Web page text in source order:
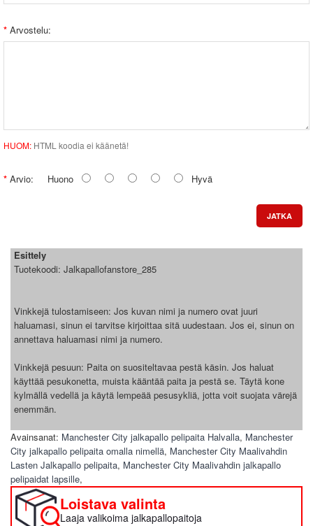
Arvostelu:
HUOM: HTML koodia ei käänetä!
Arvio: Huono Hyvä
JATKA
Esittely
Tuotekoodi: Jalkapallofanstore_285
Vinkkejä tulostamiseen: Jos kuvan nimi ja numero ovat juuri
haluamasi, sinun ei tarvitse kirjoittaa sitä uudestaan. Jos ei, sinun on
annettava haluamasi nimi ja numero.
Vinkkejä pesuun: Paita on suositeltavaa pestä käsin. Jos haluat
käyttää pesukonetta, muista kääntää paita ja pestä se. Täytä kone
kylmällä vedellä ja käytä lempeää pesusykliä, jotta voit suojata värejä
enemmän.
Avainsanat: Manchester City jalkapallo pelipaita Halvalla, Manchester
City jalkapallo pelipaita omalla nimellä, Manchester City Maalivahdin
Lasten Jalkapallo pelipaita, Manchester City Maalivahdin jalkapallo
pelipaidat lapsille,
Loistava valinta
Laaja valikoima jalkapallopaitoja